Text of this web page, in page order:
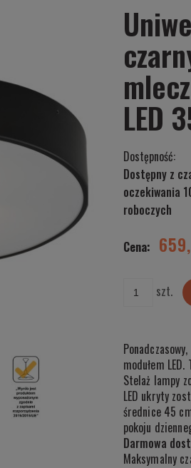
LED
Dostępność:
Dostępny z
oczekiwania
roboczych
Cena nie zawiera
Cena:
szt.
modułem
Stelaż lampy
LED ukryty
średnice 45
pokoju
Darmowa
Maksymalny